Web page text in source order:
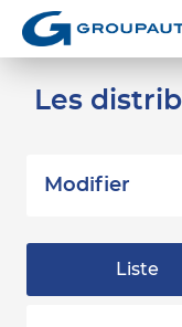
Les
Modifier
Liste